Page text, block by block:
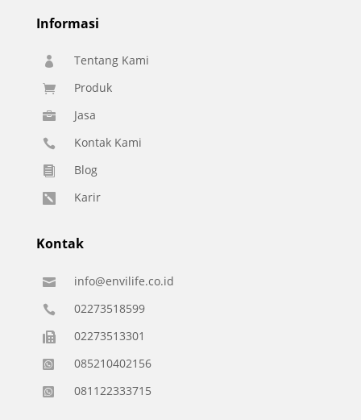
Informasi
 Tentang Kami
 Produk
 Jasa
 Kontak Kami
 Blog
 Karir
Kontak
 info@envilife.co.id
 02273518599
 02273513301
 085210402156
 081122333715